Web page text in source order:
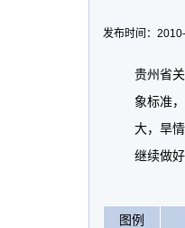
发布时间：
贵州省
象标准
大，旱
继续做
图例